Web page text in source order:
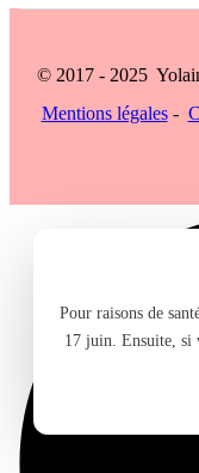
© 2017 - 2025
Mentions légales-
Pour raisons de
17 juin. Ensuite, si